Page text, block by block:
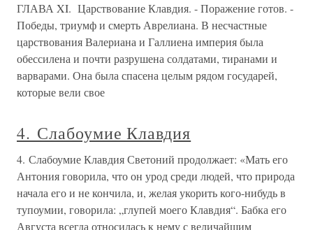
ГЛАВА XI. Царствование Клавдия. - Поражение готов. -
Победы, триумф и смерть Аврелиана. В несчастные
царствования Валериана и Галлиена импе­рия была
обессилена и почти разрушена солдатами, тирана­ми и
варварами. Она была спасена целым рядом государей,
которые вели свое
4. Слабоумие Клавдия
4. Слабоумие Клавдия Светоний продолжает: «Мать его
Антония говорила, что он урод среди людей, что природа
начала его и не кончила, и, желая укорить кого-нибудь в
тупоумии, говорила: „глупей моего Клавдия“. Бабка его
Августа всегда относилась к нему с величайшим